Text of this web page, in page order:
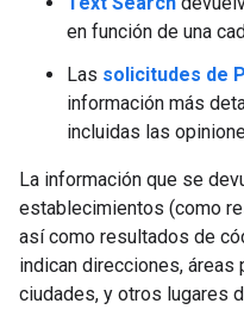
en función de una
Las solicitudes de
información más
incluidas las
La información que se
establecimientos (como
así como resultados de
indican direcciones,
ciudades, y otros lugares